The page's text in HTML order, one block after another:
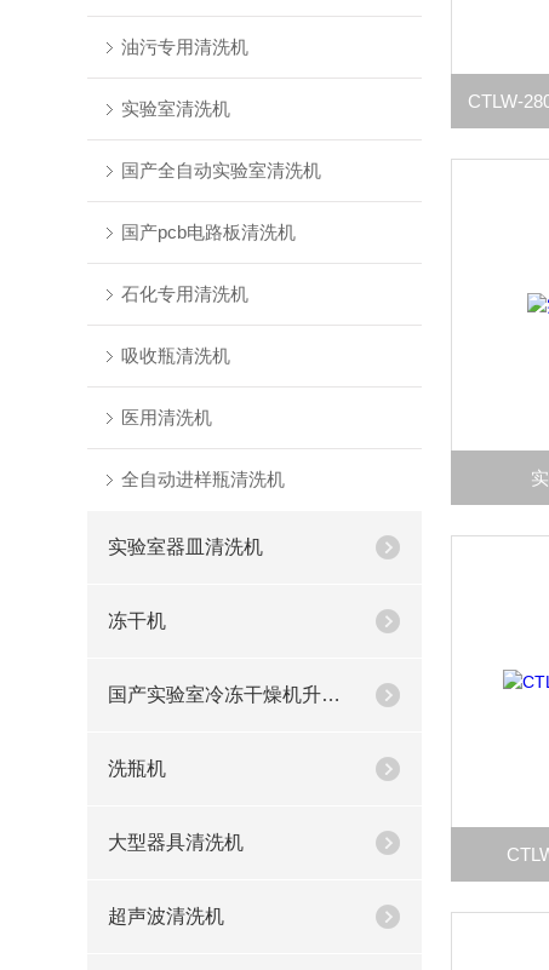
油污专用清洗机
实验室清洗机
国产全自动实验室清洗机
国产pcb电路板清洗机
石化专用清洗机
吸收瓶清洗机
医用清洗机
全自动进样瓶清洗机
实验室器皿清洗机
冻干机
国产实验室冷冻干燥机升级款
洗瓶机
大型器具清洗机
超声波清洗机